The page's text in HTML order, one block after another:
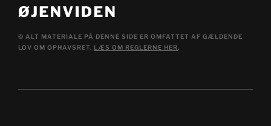
© ALT MATERIALE PÅ DENNE SIDE ER OMFATTET AF GÆLDENDE
LOV OM OPHAVSRET. LÆS OM REGLERNE HER.